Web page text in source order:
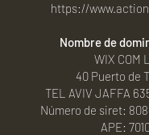
https://
Nombre de
WIX COM
40 Puerto de
TEL AVIV JAFFA
Número de siret:
APE: